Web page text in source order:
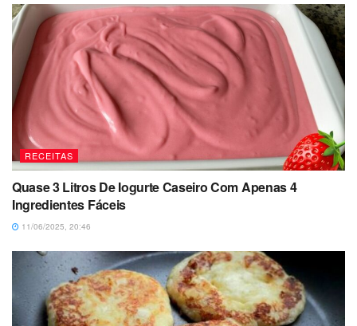
RECEITAS
Quase 3 Litros De Iogurte Caseiro Com Apenas 4
Ingredientes Fáceis
11/06/2025, 20:46